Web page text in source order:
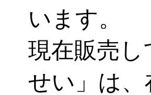
います。
現在販売
せい」は